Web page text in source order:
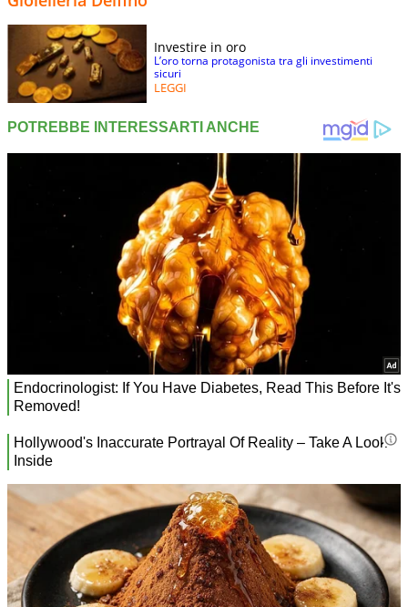
Investire in oro
L’oro torna protagonista tra gli investimenti
sicuri
LEGGI